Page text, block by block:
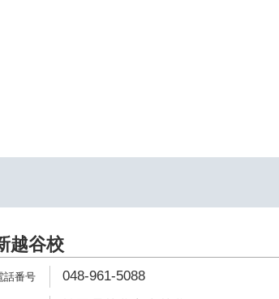
越谷校
048-961-5088